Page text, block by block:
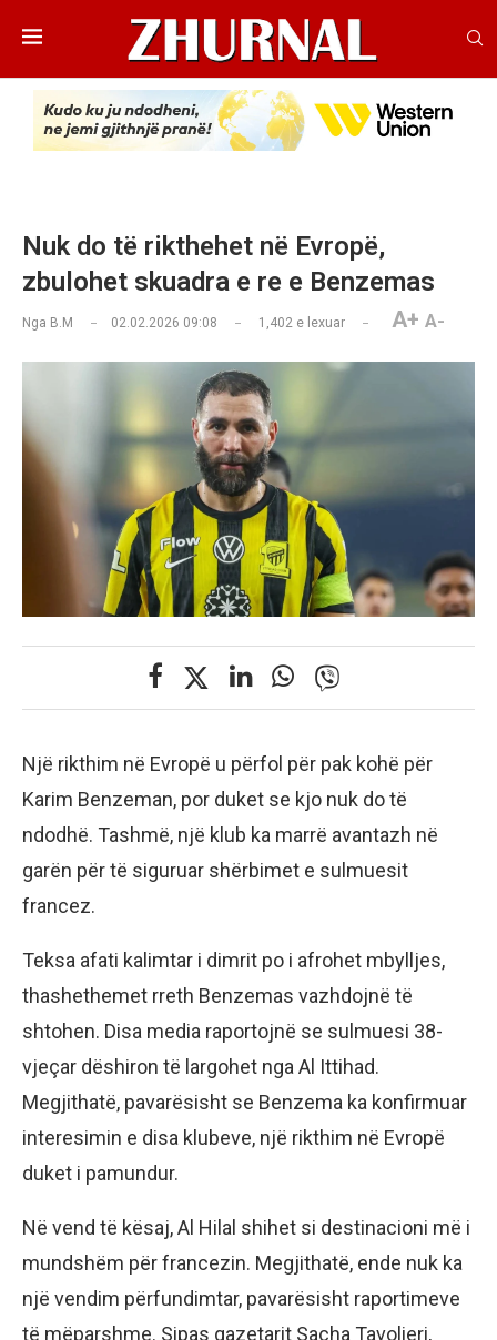
Nuk do të rikthehet në Evropë,
zbulohet skuadra e re e Benzemas
Nga B.M 02.02.2026 09:08 1,402 e lexuar A+ A-
Një rikthim në Evropë u përfol për pak kohë për
Karim Benzeman, por duket se kjo nuk do të
ndodhë. Tashmë, një klub ka marrë avantazh në
garën për të siguruar shërbimet e sulmuesit
francez.
Teksa afati kalimtar i dimrit po i afrohet mbylljes,
thashethemet rreth Benzemas vazhdojnë të
shtohen. Disa media raportojnë se sulmuesi 38-
vjeçar dëshiron të largohet nga Al Ittihad.
Megjithatë, pavarësisht se Benzema ka konfirmuar
interesimin e disa klubeve, një rikthim në Evropë
duket i pamundur.
Në vend të kësaj, Al Hilal shihet si destinacioni më i
mundshëm për francezin. Megjithatë, ende nuk ka
një vendim përfundimtar, pavarësisht raportimeve
të mëparshme. Sipas gazetarit Sacha Tavolieri,